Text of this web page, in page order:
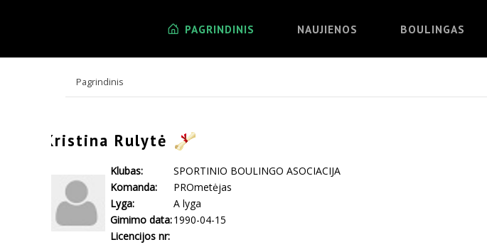
PAGRINDINIS NAUJIENOS BOULINGAS
Pagrindinis
Kristina Rulytė
Klubas:
SPORTINIO BOULINGO ASOCIACIJA
Komanda:
PROmetėjas
Lyga:
A lyga
Gimimo data:1990-04-15
Licencijos nr: